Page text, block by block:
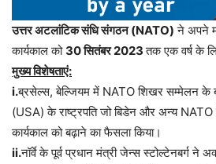
उत्तर अटलांटिक संधि संगठन (NATO) ने अपने
कार्यकाल को 30 सितंबर 2023तक एक वर्ष के
मुख्य विशेषताएं:
i.ब्रसेल्स, बेल्जियम में NATO शिखर सम्मेलन के
(USA) के राष्ट्रपति जो बिडेन और अन्य
कार्यकाल को बढ़ाने का फैसला किया।
ii.नॉर्वे के पूर्व प्रधान मंत्री जेन्स स्टोल्टेनबर्ग ने